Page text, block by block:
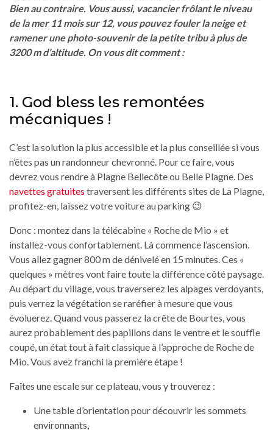
Bien au contraire. Vous aussi, vacancier frôlant le niveau
de la mer 11 mois sur 12, vous pouvez fouler la neige et
ramener une photo-souvenir de la petite tribu à plus de
3200 m d’altitude. On vous dit comment :
1. God bless les remontées
mécaniques !
C’est la solution la plus accessible et la plus conseillée si vous
n’êtes pas un randonneur chevronné. Pour ce faire, vous
devrez vous rendre à Plagne Bellecôte ou Belle Plagne. Des
navettes gratuites traversent les différents sites de La Plagne,
profitez-en, laissez votre voiture au parking 😉
Donc : montez dans la télécabine « Roche de Mio » et
installez-vous confortablement. Là commence l’ascension.
Vous allez gagner 800 m de dénivelé en 15 minutes. Ces «
quelques » mètres vont faire toute la différence côté paysage.
Au départ du village, vous traverserez les alpages verdoyants,
puis verrez la végétation se raréfier à mesure que vous
évoluerez. Quand vous passerez la crête de Bourtes, vous
aurez probablement des papillons dans le ventre et le souffle
coupé, un état tout à fait classique à l’approche de Roche de
Mio. Vous avez franchi la première étape !
Faîtes une escale sur ce plateau, vous y trouverez :
Une table d’orientation pour découvrir les sommets
environnants,